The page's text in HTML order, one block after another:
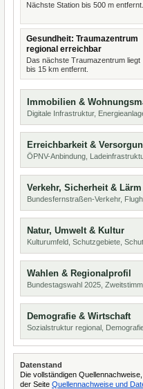
Nächste Station bis 500 m entfernt.
Gesundheit: Traumazentrum
regional erreichbar
Das nächste Traumazentrum liegt
bis 15 km entfernt.
Immobilien &
Digitale Infrastruktur,
Erreichbarkeit &
ÖPNV-Anbindung,
Verkehr, Sicherheit & Lärm
Bundesfernstraßen-Verkehr,
Natur, Umwelt & Kultur
Kulturumfeld, Schutzgebiete,
Wahlen & Regionalprofil
Bundestagswahl 2025,
Demografie & Wirtschaft
Sozialstruktur regional,
Datenstand
Die vollständigen
der Seite Quellennachweise und